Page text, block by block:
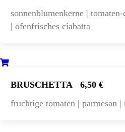
sonnenblumenkerne |
| ofenfrisches ciabatta
BRUSCHETTA
6,50 €
fruchtige tomaten | parmesan